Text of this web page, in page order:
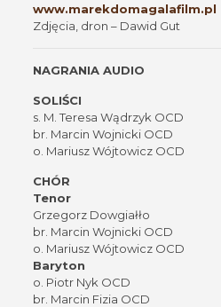
www.marekdomagalafilm.pl
Zdjęcia, dron – Dawid Gut
NAGRANIA AUDIO
SOLIŚCI
s. M. Teresa Wądrzyk OCD
br. Marcin Wojnicki OCD
o. Mariusz Wójtowicz OCD
CHÓR
Tenor
Grzegorz Dowgiałło
br. Marcin Wojnicki OCD
o. Mariusz Wójtowicz OCD
Baryton
o. Piotr Nyk OCD
br. Marcin Fizia OCD